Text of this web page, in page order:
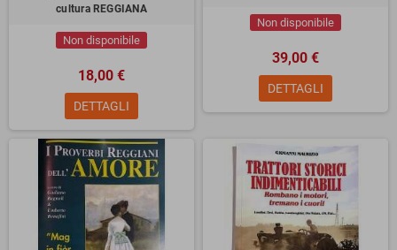
cultura REGGIANA
Non disponibile
18,00 €
DETTAGLI
Non disponibile
39,00 €
DETTAGLI